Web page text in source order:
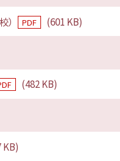
） PDF (601 KB)
(482 KB)
KB)